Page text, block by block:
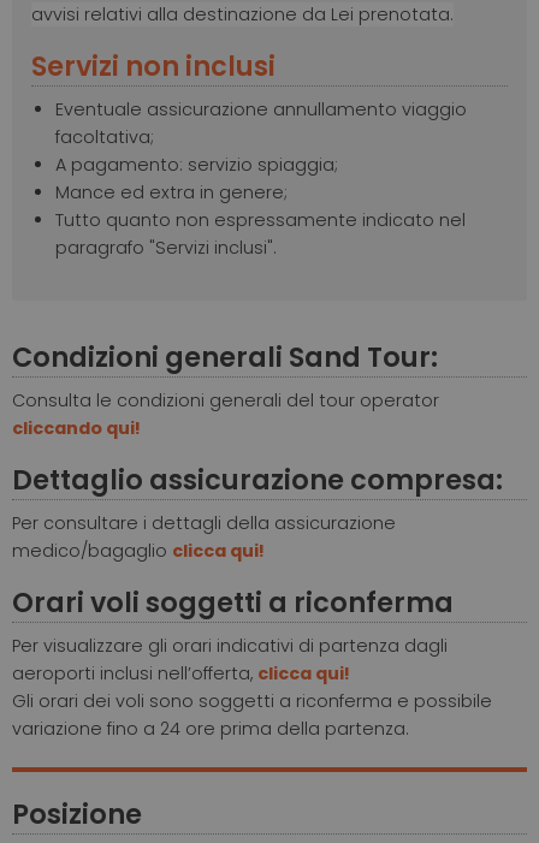
avvisi relativi alla destinazione da Lei prenotata.
Servizi non inclusi
Eventuale assicurazione annullamento viaggio
facoltativa;
A pagamento: servizio spiaggia;
Mance ed extra in genere;
Tutto quanto non espressamente indicato nel
paragrafo "Servizi inclusi".
Condizioni generali Sand Tour:
Consulta le condizioni generali del tour operator
cliccando qui!
Dettaglio assicurazione compresa:
Per consultare i dettagli della assicurazione
medico/bagaglio clicca qui!
Orari voli soggetti a riconferma
Per visualizzare gli orari indicativi di partenza dagli
aeroporti inclusi nell’offerta, clicca qui!
Gli orari dei voli sono soggetti a riconferma e possibile
variazione fino a 24 ore prima della partenza.
Posizione